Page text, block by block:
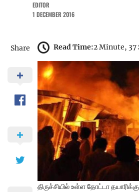
EDITOR
1 DECEMBER 2016
Share Read Time:2 Minute, 37
திருச்சியில் உள்ள தோட்டா